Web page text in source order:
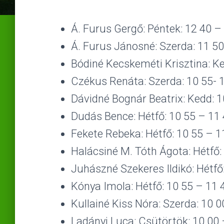
Á. Furus Gergő: Péntek: 12 40 –
Á. Furus Jánosné: Szerda: 11
Bódiné Kecskeméti Krisztina:
Czékus Renáta: Szerda: 10 55-
Dávidné Bognár Beatrix: Kedd:
Dudás Bence: Hétfő: 10 55 – 11
Fekete Rebeka: Hétfő: 10 55 –
Halácsiné M. Tóth Ágota:
Juhászné Szekeres Ildikó:
Kónya Imola: Hétfő: 10 55 – 11
Kullainé Kiss Nóra: Szerda: 10
Ladányi Luca: Csütörtök: 10 00